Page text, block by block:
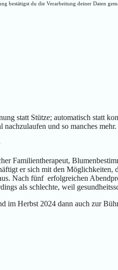
bestätigst du die Verarbeitung deiner Daten
statt Stütze; automatisch statt
nachzulaufen und so manches
Familientherapeut,
er sich mit den Möglichkeiten,
Nach fünf erfolgreichen
als schlechte, weil
im Herbst 2024 dann auch zur